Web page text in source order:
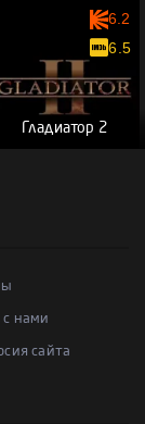
Гладиатор 2
6.2
6.5
с нами
сайта